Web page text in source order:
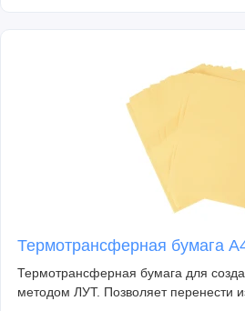
Термотрансферная бумага
Термотрансферная бумага для
методом ЛУТ. Позволяет перенести